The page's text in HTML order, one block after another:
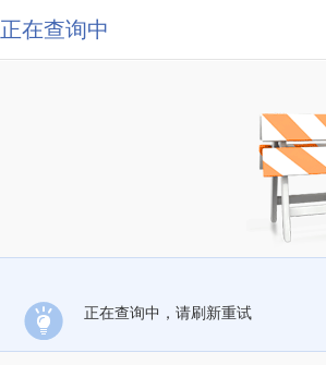
正在查询中
正在查询中，请刷新重试